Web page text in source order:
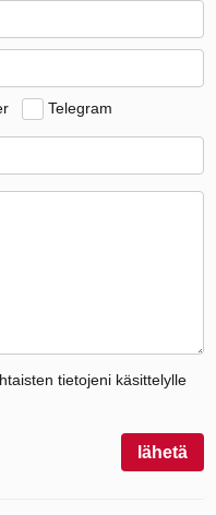
Telegram
tietojeni käsittelylle
lähetä